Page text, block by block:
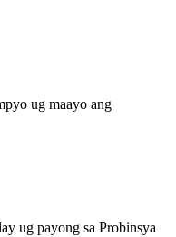
ug maayo ang
ug payong sa Probinsya